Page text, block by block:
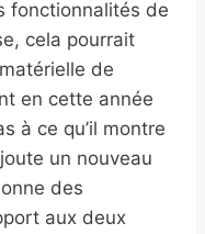
fonctionnalités de
cela pourrait
de
en cette année
à ce qu’il montre
un nouveau
des
aux deux